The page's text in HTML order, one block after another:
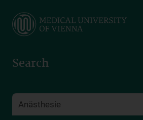
main
Search